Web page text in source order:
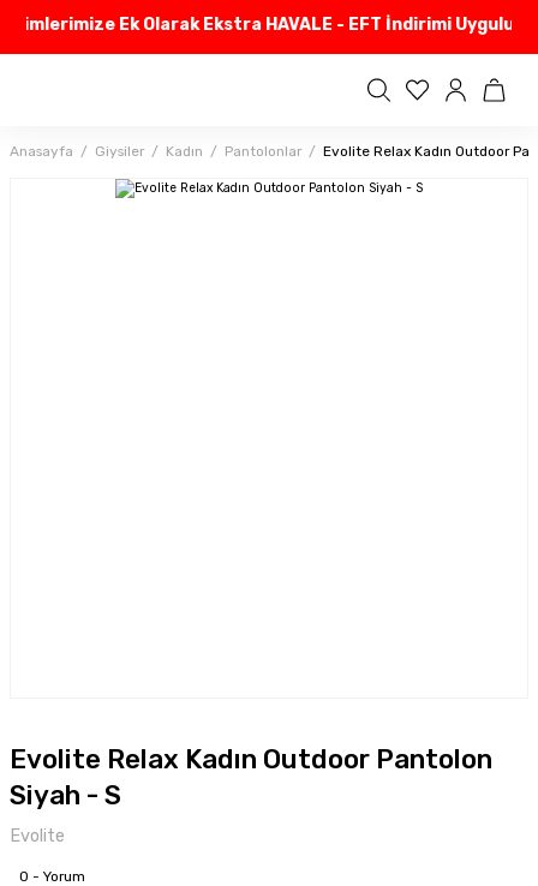
Ek Olarak Ekstra HAVALE - EFT İndirimi
Anasayfa Giysiler Kadın Pantolonlar Evolite Relax Kadın Outdoor
Evolite Relax Kadın Outdoor Pantolon
Siyah - S
Evolite
0 - Yorum